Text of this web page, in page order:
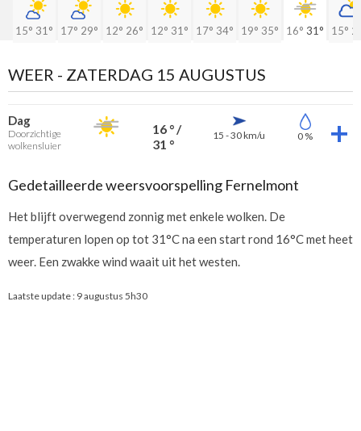
15° 31° 17° 29° 12° 26° 12° 31° 17° 34° 19° 35° 16° 31° 15°
WEER - ZATERDAG 15 AUGUSTUS
Dag
Doorzichtige
wolkensluier
16 ° /
31 °
15 - 30 km/u 0 %
Gedetailleerde weersvoorspelling Fernelmont
Het blijft overwegend zonnig met enkele wolken. De
temperaturen lopen op tot 31°C na een start rond 16°C met heet
weer. Een zwakke wind waait uit het westen.
Laatste update : 9 augustus 5h30